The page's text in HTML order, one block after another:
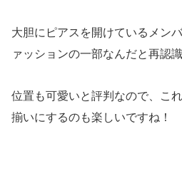
大胆にピアスを開けているメン
ァッションの一部なんだと再認
位置も可愛いと評判なので、こ
揃いにするのも楽しいですね！